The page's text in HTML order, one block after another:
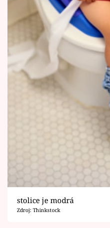
stolice je modrá
Zdroj: Thinkstock